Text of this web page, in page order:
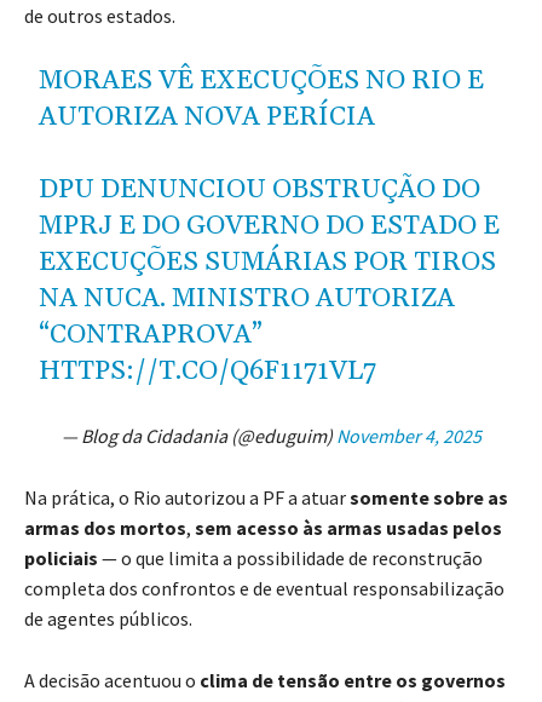
de outros estados.
MORAES VÊ EXECUÇÕES NO RIO E
AUTORIZA NOVA PERÍCIA
DPU DENUNCIOU OBSTRUÇÃO DO
MPRJ E DO GOVERNO DO ESTADO E
EXECUÇÕES SUMÁRIAS POR TIROS
NA NUCA. MINISTRO AUTORIZA
“CONTRAPROVA”
HTTPS://T.CO/Q6F1171VL7
— Blog da Cidadania (@eduguim) November 4, 2025
Na prática, o Rio autorizou a PF a atuarsomente sobre as
armas dos mortos, sem acesso às armas usadas pelos
policiais — o que limita a possibilidade de reconstrução
completa dos confrontos e de eventual responsabilização
de agentes públicos.
A decisão acentuou o clima de tensão entre os governos